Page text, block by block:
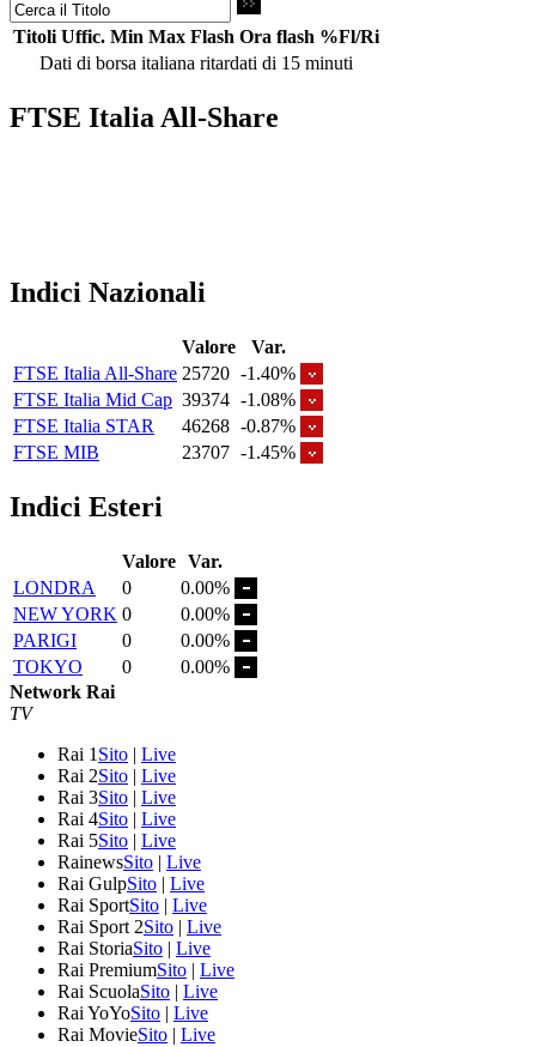
Titoli Uffic. Min Max Flash Ora flash %Fl/Ri
Dati di borsa italiana ritardati di 15 minuti
FTSE Italia All-Share
Indici Nazionali
Valore
Var.
FTSE Italia All-Share 25720 -1.40%
FTSE Italia Mid Cap 39374 -1.08%
FTSE Italia STAR
46268 -0.87%
FTSE MIB
23707 -1.45%
Indici Esteri
Valore Var.
LONDRA
0
0.00%
NEW YORK 0
0.00%
PARIGI
0
0.00%
TOKYO
0
0.00%
Network Rai
TV
Rai 1 Sito | Live
Rai 2Sito | Live
Rai 3Sito | Live
Rai 4Sito | Live
Rai 5Sito | Live
RainewsSito | Live
Rai GulpSito | Live
Rai SportSito | Live
Rai Sport 2Sito | Live
Rai StoriaSito | Live
Rai PremiumSito | Live
Rai ScuolaSito | Live
Rai YoYoSito | Live
Rai MovieSito | Live